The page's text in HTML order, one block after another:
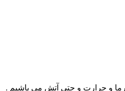
و حرارت و حتی آتش می باشیم .